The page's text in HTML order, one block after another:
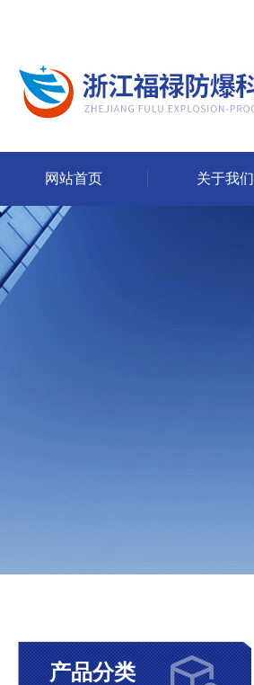
网站首页 关于我们
产品分类